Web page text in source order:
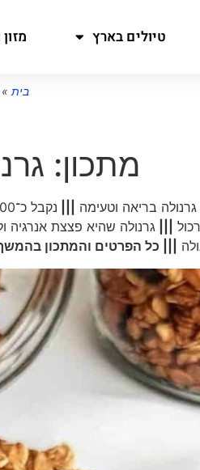
טיולים בארץ
בית »
מתכון:
בריאה וטעימה
גרנולה שהיא פצצת אנרגיה
||| כל הפרטים והמתכון